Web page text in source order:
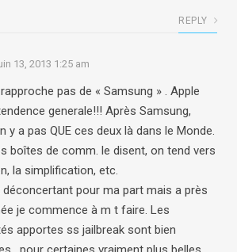
REPLY
13, 2013 1:25 am
pas de « Samsung » . Apple
generale!!! Après Samsung,
y a pas QUE ces deux là dans le Monde.
boîtes de comm. le disent, on tend vers
la simplification, etc.
déconcertant pour ma part mais a près
je commence à m t faire. Les
apportes ss jailbreak sont bien